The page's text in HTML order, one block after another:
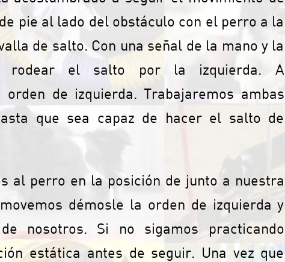
pie al lado del obstáculo con el perro a la
de salto. Con una señal de la mano y la
rodear el salto por la izquierda. A
de izquierda. Trabajaremos ambas
que sea capaz de hacer el salto de
al perro en la posición de junto a nuestra
démosle la orden de izquierda y
nosotros. Si no sigamos practicando
estática antes de seguir. Una vez que